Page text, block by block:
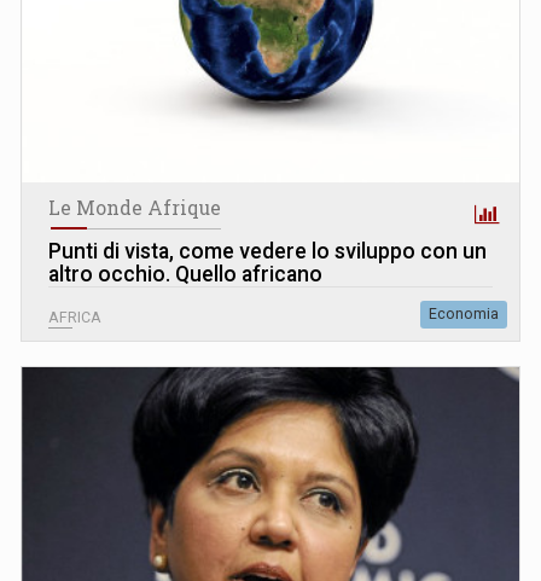
Le Monde Afrique
Punti di vista, come vedere lo sviluppo con un
altro occhio. Quello africano
AFRICA Economia